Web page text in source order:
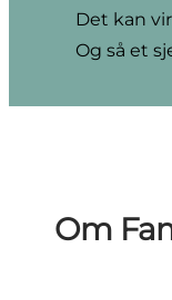
Det kan
Og så et
Om